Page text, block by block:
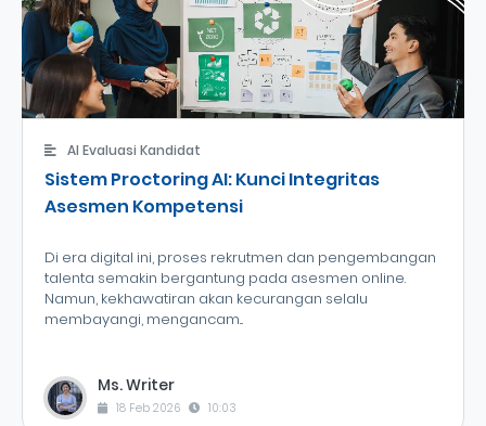
AI Evaluasi Kandidat
Sistem Proctoring AI: Kunci Integritas
Asesmen Kompetensi
Di era digital ini, proses rekrutmen dan pengembangan
talenta semakin bergantung pada asesmen online.
Namun, kekhawatiran akan kecurangan selalu
membayangi, mengancam...
Ms. Writer
18 Feb 2026 10:03